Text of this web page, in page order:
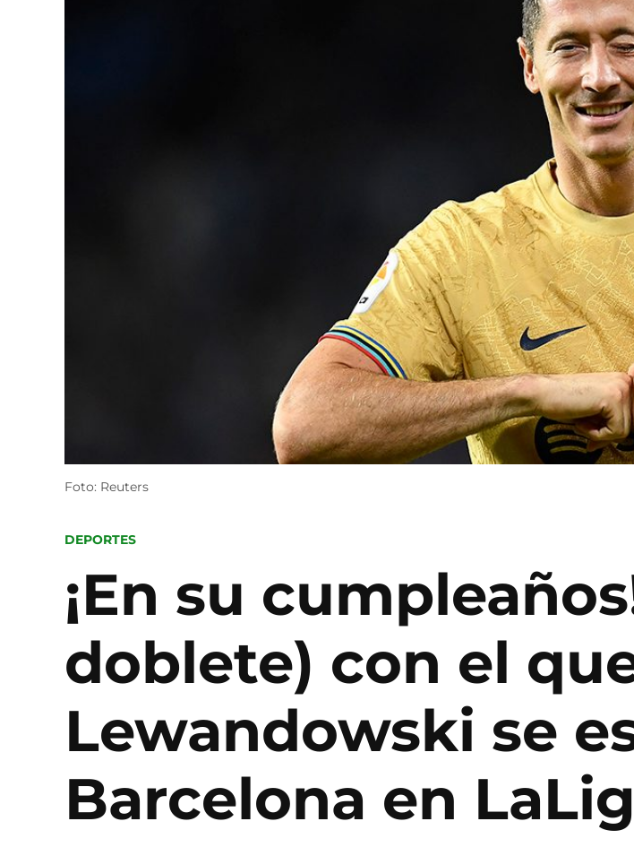
Foto: Reuters
POSTED
DEPORTES
¡En su
doblete) con el
Lewandowski se
Barcelona en